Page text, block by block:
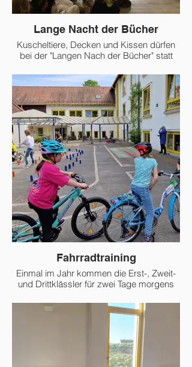
Lange Nacht der Bücher
Kuscheltiere, Decken und Kissen dürfen
bei der "Langen Nach der Bücher" statt
werden. Dann lesen Eltern aus
spannenden Büchern vor. Außerdem gibt
es immer ein tolles Buffet.
Fahrradtraining
Einmal im Jahr kommen die Erst-, Zweit-
und Drittklässler für zwei Tage morgens
auf dem Schulhof an verschiedenen
Stationen beispielsweise das Fahren von
Slaloms, das einhändiges Fahren oder
das Bremsen geübt.